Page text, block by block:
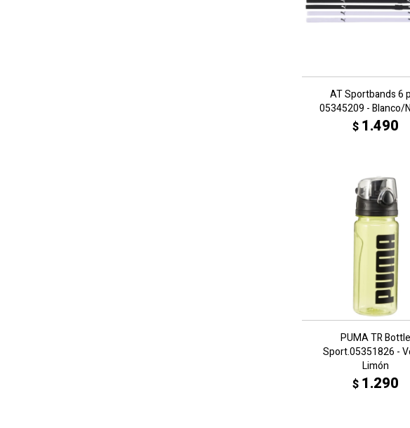
AT Sportbands 6
05345209 - Blanco/
$ 1.490
PUMA TR Bottle
Sport.05351826 -
Limón
$ 1.290